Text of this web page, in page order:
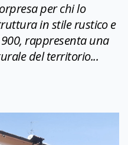
per chi lo
in stile rustico e
rappresenta una
del territorio...